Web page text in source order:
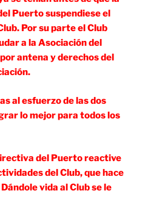
Puerto suspendiese el
Por su parte el Club
a la Asociación del
antena y derechos del
al esfuerzo de las dos
lo mejor para todos los
del Puerto reactive
del Club, que hace
vida al Club se le